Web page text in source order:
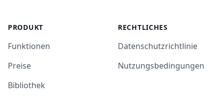
PRODUKT
Funktionen
Preise
Bibliothek
RECHTLICHES
Datenschutzrichtlinie
Nutzungsbedingungen